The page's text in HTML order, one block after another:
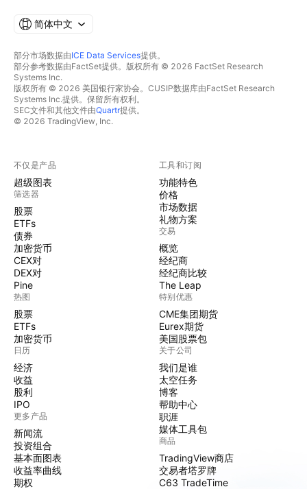
简体中文
部分市场数据由ICE Data Services提供。
部分参考数据由FactSet提供。版权所有 © 2026 FactSet Research
Systems Inc.
版权所有 © 2026 美国银行家协会。CUSIP数据库由FactSet Research
Systems Inc.提供。保留所有权利。
SEC文件和其他文件由Quartr提供。
© 2026 TradingView, Inc.
不仅是产品
超级图表
筛选器
股票
ETFs
债券
加密货币
CEX对
DEX对
Pine
热图
股票
ETFs
加密货币
日历
经济
收益
股利
IPO
更多产品
新闻流
投资组合
基本面图表
收益率曲线
期权
工具和订阅
功能特色
价格
市场数据
礼物方案
交易
概览
经纪商
经纪商比较
The Leap
特别优惠
CME集团期货
Eurex期货
美国股票包
关于公司
我们是谁
太空任务
博客
帮助中心
职涯
媒体工具包
商品
TradingView商店
交易者塔罗牌
C63 TradeTime